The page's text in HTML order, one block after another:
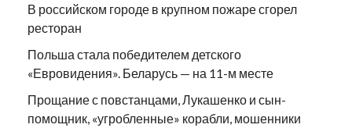
В российском городе в крупном пожаре сгорел
ресторан
Польша стала победителем детского
«Евровидения». Беларусь — на 11-м месте
Прощание с повстанцами, Лукашенко и сын-
помощник, «угробленные» корабли, мошенники